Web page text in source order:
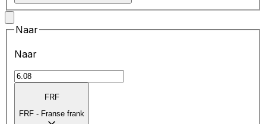
Naar
Naar
FRF
FRF - Franse frank